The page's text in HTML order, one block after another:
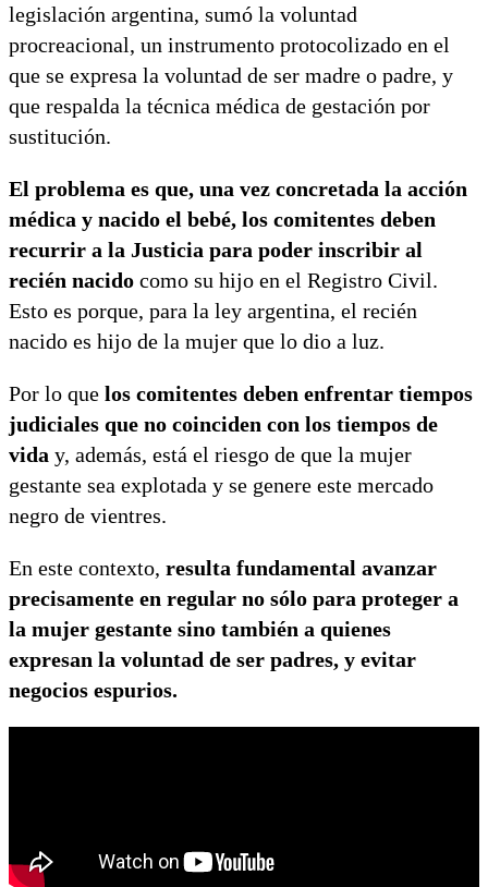
legislación argentina, sumó la voluntad
procreacional, un instrumento protocolizado en el
que se expresa la voluntad de ser madre o padre, y
que respalda la técnica médica de gestación por
sustitución.
El problema es que, una vez concretada la acción
médica y nacido el bebé, los comitentes deben
recurrir a la Justicia para poder inscribir al
recién nacido como su hijo en el Registro Civil.
Esto es porque, para la ley argentina, el recién
nacido es hijo de la mujer que lo dio a luz.
Por lo que los comitentes deben enfrentar tiempos
judiciales que no coinciden con los tiempos de
vida y, además, está el riesgo de que la mujer
gestante sea explotada y se genere este mercado
negro de vientres.
En este contexto, resulta fundamental avanzar
precisamente en regular no sólo para proteger a
la mujer gestante sino también a quienes
expresan la voluntad de ser padres, y evitar
negocios espurios.